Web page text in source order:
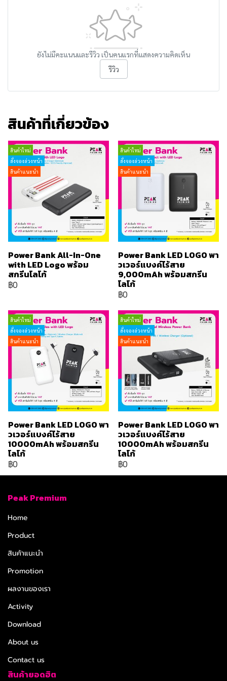
ยังไม่มีคะแนนและรีวิว เป็นคนแรกที่แสดงความคิดเห็น
รีวิว
สินค้าที่เกี่ยวข้อง
สินค้าใหม่
สั่งจองล่วงหน้า
สินค้าแนะนำ
Power Bank All-In-One
with LED Logo พร้อม
สกรีนโลโก้
฿0
สินค้าใหม่
สั่งจองล่วงหน้า
สินค้าแนะนำ
Power Bank LED LOGO พา
วเวอร์แบงค์ไร้สาย
9,000mAh พร้อมสกรีน
โลโก้
฿0
สินค้าใหม่
สั่งจองล่วงหน้า
สินค้าแนะนำ
Power Bank LED LOGO พา
วเวอร์แบงค์ไร้สาย
10000mAh พร้อมสกรีน
โลโก้
฿0
สินค้าใหม่
สั่งจองล่วงหน้า
สินค้าแนะนำ
Power Bank LED LOGO พา
วเวอร์แบงค์ไร้สาย
10000mAh พร้อมสกรีน
โลโก้
฿0
Peak Premium
Home
Product
สินค้าแนะนำ
Promotion
ผลงานของเรา
Activity
Download
About us
Contact us
สินค้ายอดฮิต